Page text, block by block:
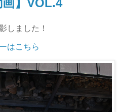
】VOL.4
しました！
はこちら